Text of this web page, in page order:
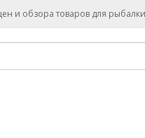
и обзора товаров для